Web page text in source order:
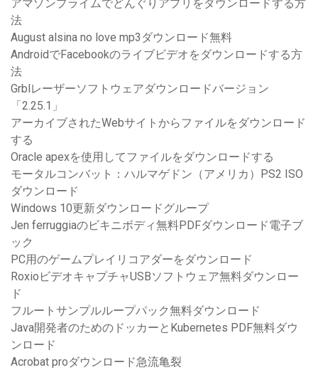
アマゾンプライムでどんぐりアプリをダウンロードする方
法
August alsina no love mp3ダウンロード無料
AndroidでFacebookのライブビデオをダウンロードする方
法
Grblレーザーソフトウェアダウンロードバージョン
「2.25.1」
アーカイブされたWebサイトからファイルをダウンロード
する
Oracle apexを使用してファイルをダウンロードする
モータルコンバット：ハルマゲドン（アメリカ）PS2 ISO
ダウンロード
Windows 10更新ダウンロードグループ
Jen ferruggiaのビキニボディ無料PDFダウンロード電子ブ
ック
PC用のゲームプレイリコアダーをダウンロード
RoxioビデオキャプチャUSBソフトウェア無料ダウンロー
ド
フルートサンプルループパック無料ダウンロード
Java開発者のためのドッカーとKubernetes PDF無料ダウ
ンロード
Acrobat proダウンロード急流亀裂